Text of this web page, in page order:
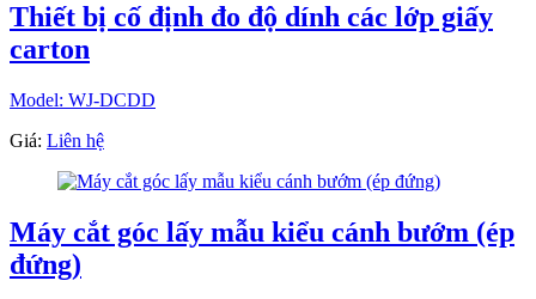
Thiết bị cố định đo độ dính các lớp giấy
carton
Model: WJ-DCDD
Giá: Liên hệ
Máy cắt góc lấy mẫu kiểu cánh bướm (ép
đứng)